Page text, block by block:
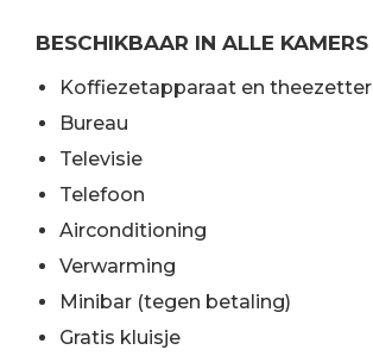
BESCHIKBAAR IN ALLE KAMERS
Koffiezetapparaat en theezetter
Bureau
Televisie
Telefoon
Airconditioning
Verwarming
Minibar (tegen betaling)
Gratis kluisje